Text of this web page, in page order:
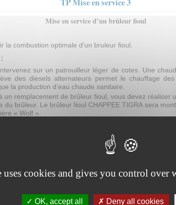
Mise en service d’un brûleur fioul
la combustion optimale d'un bruleur fioul.
sur un patrouilleur léger de cotes. Une
des diesels alternateurs permet le chauffage
la production d’eau chaude sanitaire.
un remplacement de brûleur fioul, vous devez réaliser
du brûleur. Le brûleur fioul CHAPPEE TIGRA sera
« Wolf ».
de formation :Participer à la mise en service
les procédures.
uses cookies and gives you control over
OK, accept all Deny all cookies